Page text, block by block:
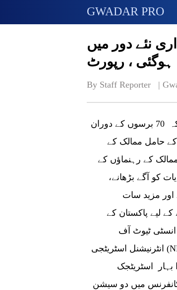
GWADAR PRO
نئے دور میں
ہوگئی ، رپورٹ
By Staff Reporter   |
اسلام آباد: پاکستان میں چین کے سفیر نونگ رونگ نے کہا ہے کہ 70 برسوں کے دوران
کے حامل ممالک کے
کے رہنماؤں کے
کو آگے بڑھانے،
اور مزید سات
لیے پاکستان کے
انسٹی ٹیوٹ آف
انٹرنیشنل اسٹریٹجی (NIIS)، سی اے ایس ایس اینڈ انڈرسٹینڈنگ چائنا فورم پاکستان
سدا بہار اسٹریٹجک
میں دو سیشن